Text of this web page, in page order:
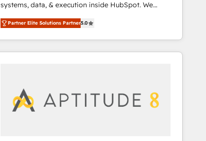
systems, data, & execution inside HubSpot. We
bridge the gap where most agencies fall short by
combining GTM strategy with technical execution to
solve the right problem with the right solution. As the
only firm in the world to hold Elite Partner
market execution. Why B2B Businesses Choose RP: -
Secure: Soc2 compliant 🛡️ - Pricing: Implementations
Partner Elite Solutions Partner5.0